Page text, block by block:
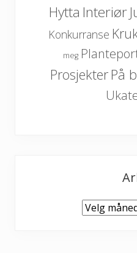
Hytta Interiør
Konkurranse
meg
ProsjekterPå
Arkiv